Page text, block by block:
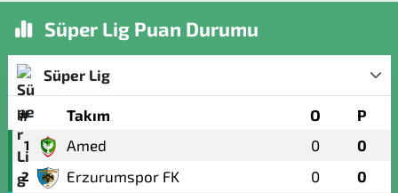
Süper Lig Puan Durumu
Süper Lig
# Takım O P
1 Amed 0 0
2 Erzurumspor FK 0 0